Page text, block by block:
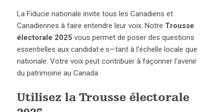
La Fiducie nationale invite tous les Canadiens et
Canadiennes à faire entendre leur voix. Notre Trousse
électorale 2025 vous permet de poser des questions
essentielles aux candidat·e·s—tant à l’échelle locale que
nationale. Votre voix peut contribuer à façonner l’avenir
du patrimoine au Canada.
Utilisez la Trousse électorale